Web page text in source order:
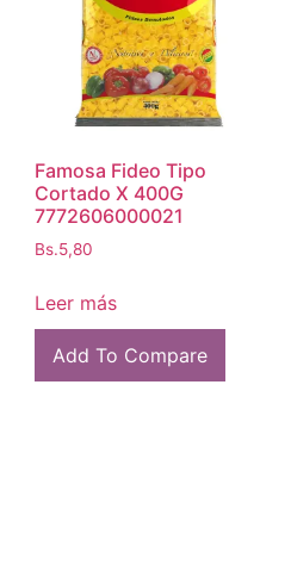
Famosa Fideo Tipo
Cortado X 400G
7772606000021
Bs.5,80
Leer más
Add To Compare